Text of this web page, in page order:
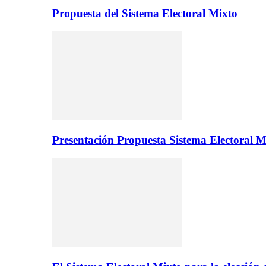
Propuesta del Sistema Electoral Mixto
Presentación Propuesta Sistema Electoral